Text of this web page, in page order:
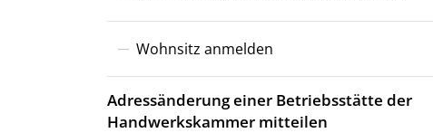
Wohnsitz anmelden
Adressänderung einer Betriebsstätte der
Handwerkskammer mitteilen